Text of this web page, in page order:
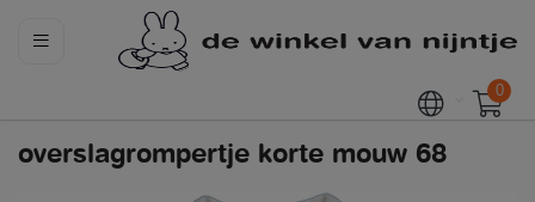
0
overslagrompertje korte mouw 68